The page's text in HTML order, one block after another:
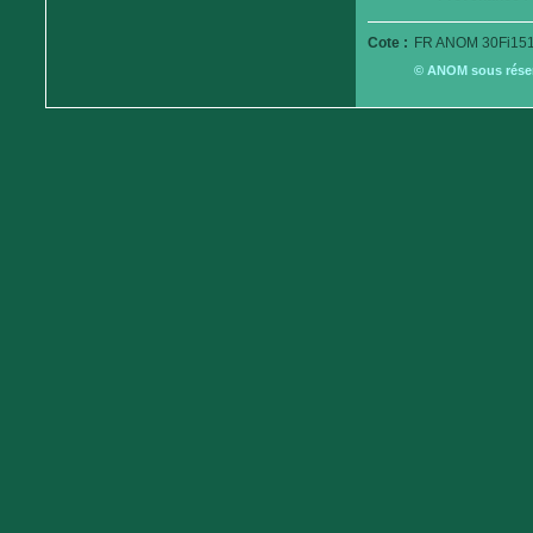
Cote : FR ANOM
© ANOM sous